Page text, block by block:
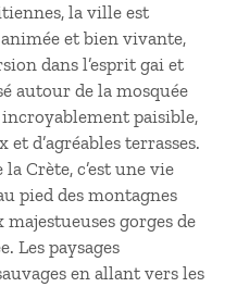
la ville est
et bien vivante,
dans l’esprit gai et
autour de la mosquée
paisible,
d’agréables terrasses.
Crète, c’est une vie
pied des montagnes
gorges de
Les paysages
en allant vers les